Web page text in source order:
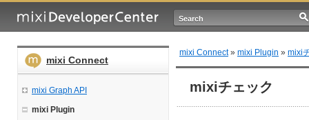
mixi Connect
mixi Graph API
mixi Plugin
mixi Connect» mixi Plugin » mixi
mixiチェック